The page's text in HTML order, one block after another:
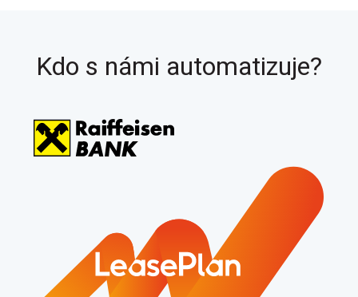
Kdo s námi automatizuje?